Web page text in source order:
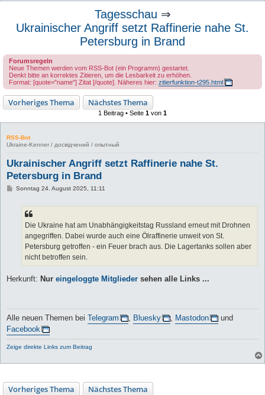
Tagesschau ⇒
Ukrainischer Angriff setzt Raffinerie nahe St.
Petersburg in Brand
Forumsregeln
Neue Themen werden vom RSS-Bot (ein Programm) gestartet.
Denkt bitte an korrektes Zitieren, um die Lesbarkeit zu erhöhen.
Format: [quote="name"] Zitat [/quote]. Näheres hier: zitierfunktion-t295.html
Vorheriges Thema Nächstes Thema
1 Beitrag • Seite 1 von 1
RSS-Bot
Ukraine-Kenner / досвідчений / опытный
Ukrainischer Angriff setzt Raffinerie nahe St.
Petersburg in Brand
BSonntag 24. August 2025, 11:11
Die Ukraine hat am Unabhängigkeitstag Russland erneut mit Drohnen
angegriffen. Dabei wurde auch eine Ölraffinerie unweit von St.
Petersburg getroffen - ein Feuer brach aus. Die Lagertanks sollen aber
nicht betroffen sein.
Herkunft: Nur eingeloggte Mitglieder sehen alle Links ...
Alle neuen Themen bei Telegram Bluesky Mastodon
und
Facebook
Zeige direkte Links zum Beitrag
Vorheriges Thema Nächstes Thema